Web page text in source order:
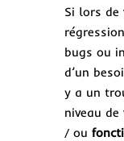
Si lors de
bugs ou
d’un
y a un
niveau de
/ ou